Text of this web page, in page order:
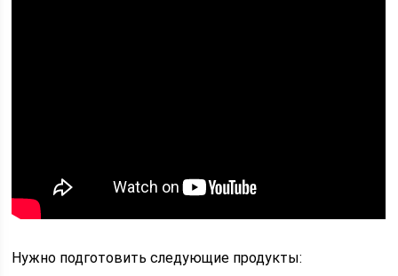
Нужно подготовить следующие продукты: